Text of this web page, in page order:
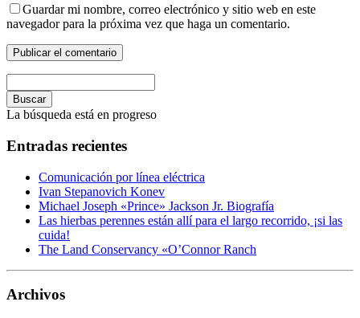
Guardar mi nombre, correo electrónico y sitio web en este
navegador para la próxima vez que haga un comentario.
Buscar
La búsqueda está en progreso
Entradas recientes
Comunicación por línea eléctrica
Ivan Stepanovich Konev
Michael Joseph «Prince» Jackson Jr. Biografía
Las hierbas perennes están allí para el largo recorrido, ¡si las
cuida!
The Land Conservancy «O’Connor Ranch
Archivos